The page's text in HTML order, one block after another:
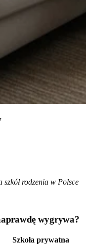
rodzenia w Polsce
wygrywa?
Szkoła prywatna